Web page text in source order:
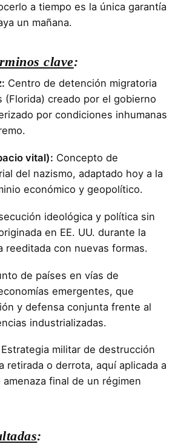
a tiempo es la única garantía
un mañana.
clave:
Centro de detención migratoria
(Florida) creado por el gobierno
por condiciones inhumanas
vital): Concepto de
del nazismo, adaptado hoy a la
económico y geopolítico.
ideológica y política sin
en EE. UU. durante la
reeditada con nuevas formas.
de países en vías de
emergentes, que
y defensa conjunta frente al
industrializadas.
Estrategia militar de destrucción
retirada o derrota, aquí aplicada a
final de un régimen
: